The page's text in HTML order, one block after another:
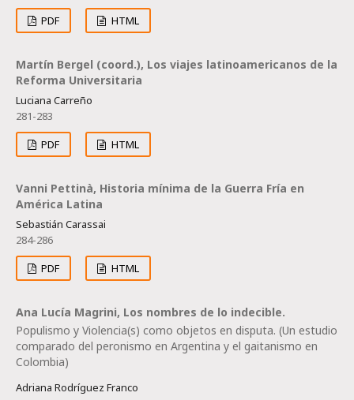
PDF
HTML
Martín Bergel (coord.), Los viajes latinoamericanos de la
Reforma Universitaria
Luciana Carreño
281-283
PDF
HTML
Vanni Pettinà, Historia mínima de la Guerra Fría en
América Latina
Sebastián Carassai
284-286
PDF
HTML
Ana Lucía Magrini, Los nombres de lo indecible.
Populismo y Violencia(s) como objetos en disputa. (Un estudio
comparado del peronismo en Argentina y el gaitanismo en
Colombia)
Adriana Rodríguez Franco